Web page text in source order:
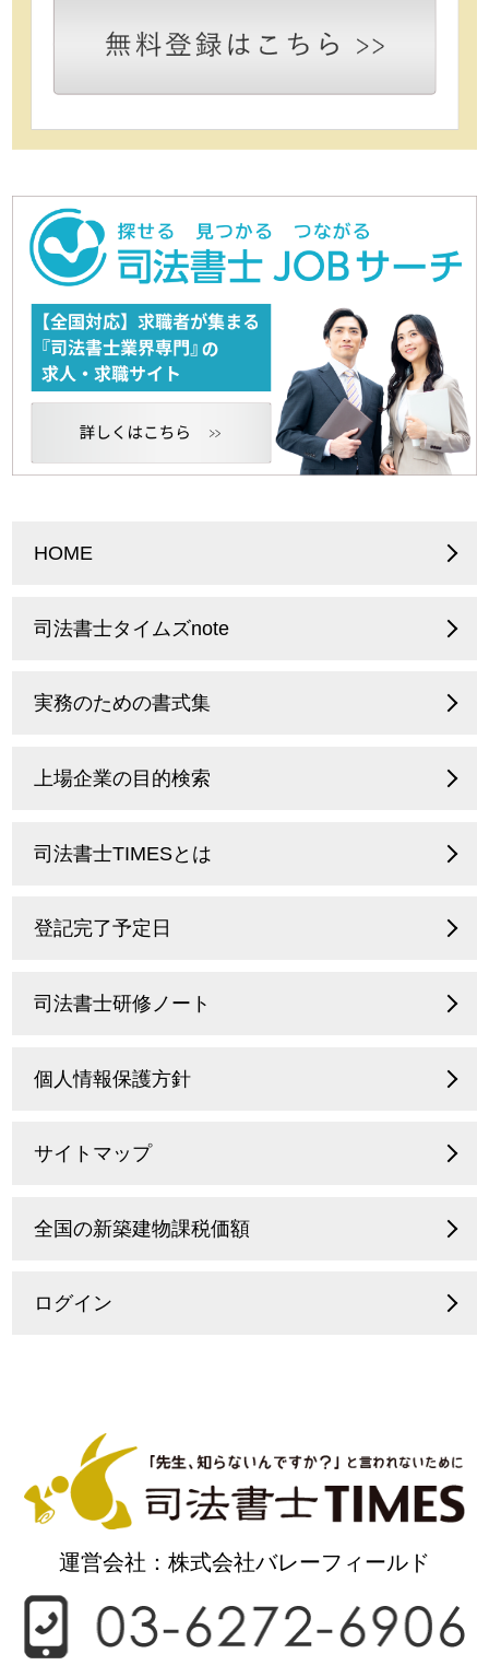
HOME
司法書士タイムズnote
実務のための書式集
上場企業の目的検索
司法書士TIMESとは
登記完了予定日
司法書士研修ノート
個人情報保護方針
サイトマップ
全国の新築建物課税価額
ログイン
運営会社：株式会社バレーフィールド